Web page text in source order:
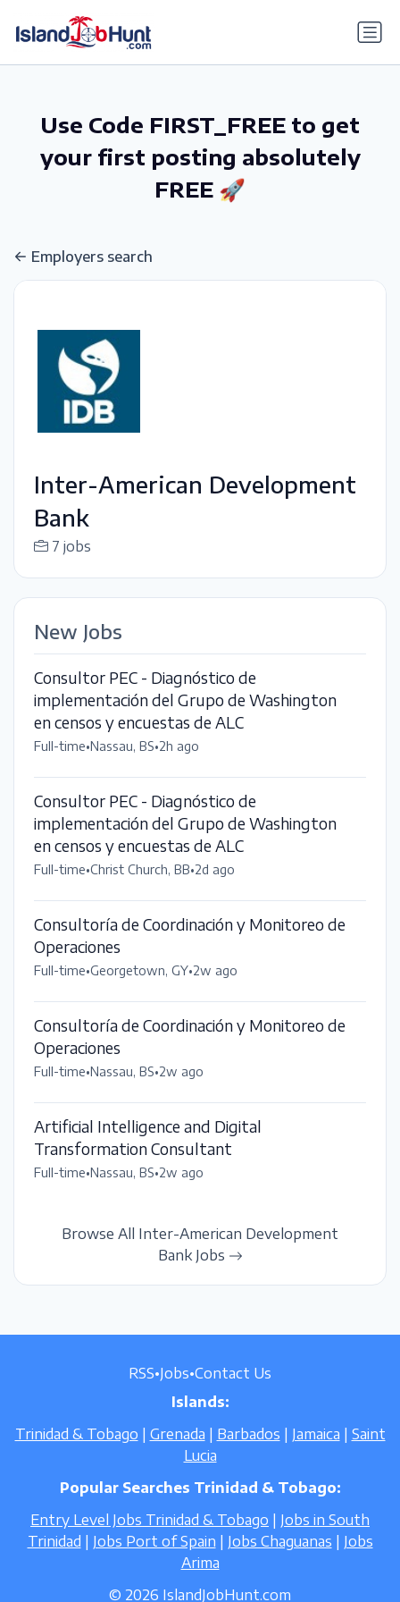
Use Code FIRST_FREE to get
your first posting absolutely
FREE 🚀
Employers search
Inter-American Development
Bank
7 jobs
New Jobs
Consultor PEC - Diagnóstico de
implementación del Grupo de Washington
en censos y encuestas de ALC
Full-time•Nassau, BS•2h ago
Consultor PEC - Diagnóstico de
implementación del Grupo de Washington
en censos y encuestas de ALC
Full-time•Christ Church, BB•2d ago
Consultoría de Coordinación y Monitoreo de
Operaciones
Full-time•Georgetown, GY•2w ago
Consultoría de Coordinación y Monitoreo de
Operaciones
Full-time•Nassau, BS•2w ago
Artificial Intelligence and Digital
Transformation Consultant
Full-time•Nassau, BS•2w ago
Browse All Inter-American Development
Bank Jobs
RSS•Jobs•Contact Us
Islands:
Trinidad & Tobago | Grenada | Barbados | Jamaica | Saint
Lucia
Popular Searches Trinidad & Tobago:
Entry Level Jobs Trinidad & Tobago | Jobs in South
Trinidad | Jobs Port of Spain | Jobs Chaguanas | Jobs
Arima
© 2026 IslandJobHunt.com